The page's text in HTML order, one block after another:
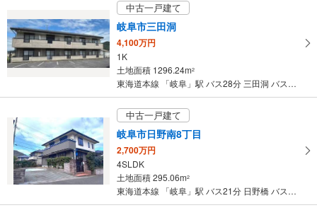
5LDK
土地面積 157.15m
中古一戸建て
岐阜市三田洞
4,100万円
1K
土地面積 1296.24m2
東海道本線 「岐阜」駅 バス28分 三田洞 バス停下車 徒歩7分
中古一戸建て
岐阜市日野南8丁目
2,700万円
4SLDK
土地面積 295.06m2
東海道本線 「岐阜」駅 バス21分 日野橋 バス停下車 徒歩10分